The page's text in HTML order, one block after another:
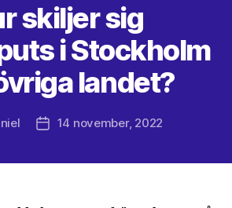
skiljer sig
i Stockholm
landet?
Inläggsdatum
14 november, 2022